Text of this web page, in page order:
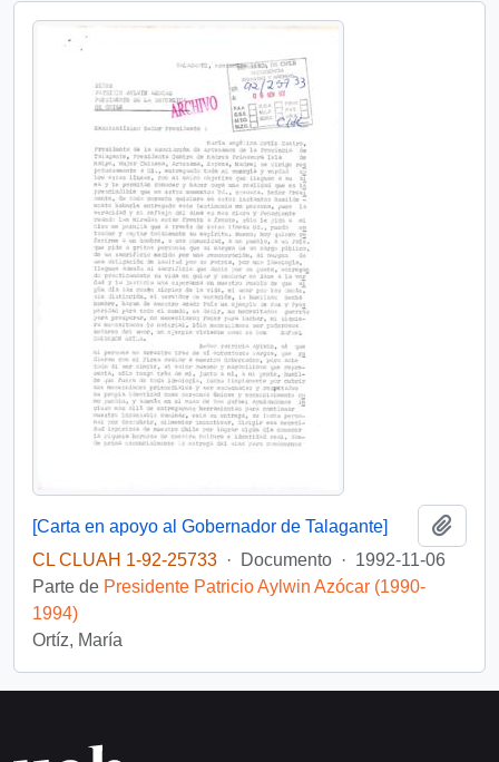
[Carta en apoyo al Gobernador de Talagante]
CL CLUAH 1-92-25733 · Documento · 1992-11-06
Parte de Presidente Patricio Aylwin Azócar (1990-
1994)
Ortíz, María